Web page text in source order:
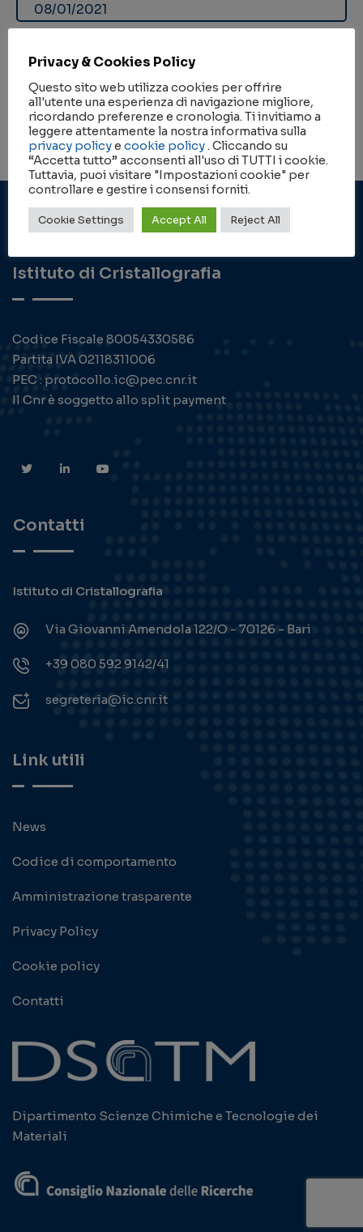
08/01/2021
13/01/2024
PERSONALE CNR
Belviso Benny Danilo
Istituto di Cristallografia
Codice Fiscale 80054330586
Partita IVA 02118311006
PEC : protocollo.ic@pec.cnr.it
Il Cnr è soggetto allo split payment
Contatti
Istituto di Cristallografia
Via Giovanni Amendola 122/O - 70126 - Bari
+39 080 592 9142/41
segreteria@ic.cnr.it
Link utili
News
Codice di comportamento
Amministrazione trasparente
Privacy Policy
Cookie policy
Contatti
Dipartimento Scienze Chimiche e Tecnologie dei
Materiali
Privacy & Cookies Policy
Questo sito web utilizza cookies per offrire
all'utente una esperienza di navigazione migliore,
ricordando preferenze e cronologia. Ti invitiamo a
leggere attentamente la nostra informativa sulla
privacy policye cookie policy. Cliccando su
“Accetta tutto” acconsenti all'uso di TUTTI i cookie.
Tuttavia, puoi visitare "Impostazioni cookie" per
controllare e gestire i consensi forniti.
Cookie Settings Accept All Reject All